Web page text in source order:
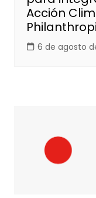
Acción
6 de agosto